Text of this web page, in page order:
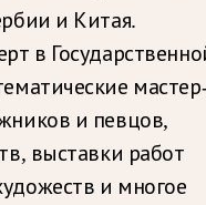
и Китая.
в
и певцов,
выставки работ
и многое